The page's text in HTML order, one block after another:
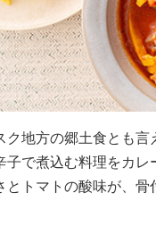
ク地方の郷土食とも
子で煮込む料理をカレ
とトマトの酸味が、骨